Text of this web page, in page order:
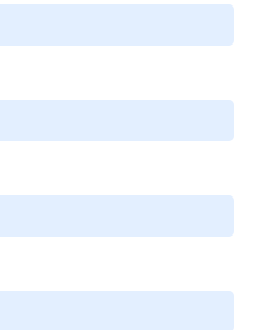
査・分析、情報処理システムの